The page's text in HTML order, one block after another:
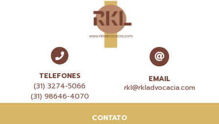
TELEFONES
(31) 3274-5066
(31) 98646-4070
EMAIL
rkl@rkladvocacia.com
CONTATO